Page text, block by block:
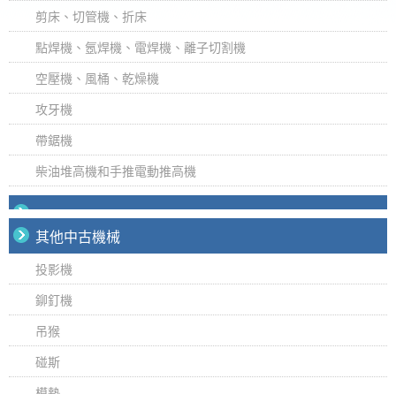
剪床、切管機、折床
點焊機、氬焊機、電焊機、離子切割機
空壓機、風桶、乾燥機
攻牙機
帶鋸機
柴油堆高機和手推電動推高機
其他中古機械
投影機
鉚釘機
吊猴
碰斯